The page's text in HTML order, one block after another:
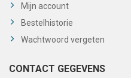
Mijn account
Bestelhistorie
Wachtwoord vergeten
CONTACT GEGEVENS